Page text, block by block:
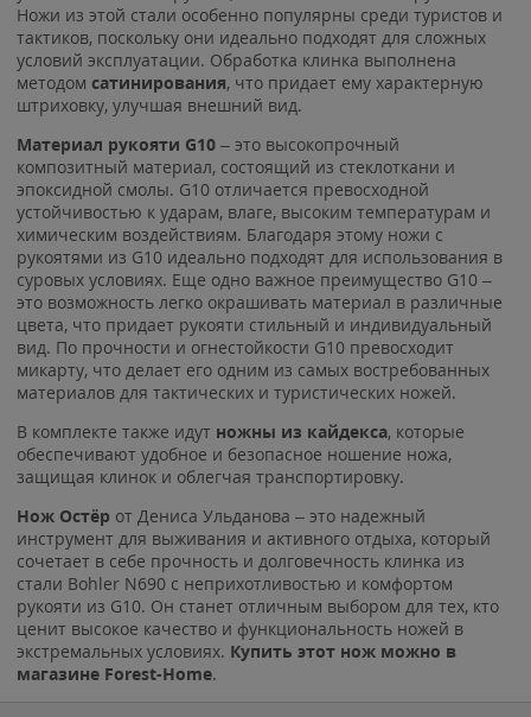
Ножи из этой стали особенно популярны среди туристов и
тактиков, поскольку они идеально подходят для сложных
условий эксплуатации. Обработка клинка выполнена
методом сатинирования, что придает ему характерную
штриховку, улучшая внешний вид.
Материал рукояти G10 – это высокопрочный
композитный материал, состоящий из стеклоткани и
эпоксидной смолы. G10 отличается превосходной
устойчивостью к ударам, влаге, высоким температурам и
химическим воздействиям. Благодаря этому ножи с
рукоятями из G10 идеально подходят для использования в
суровых условиях. Еще одно важное преимущество G10 –
это возможность легко окрашивать материал в различные
цвета, что придает рукояти стильный и индивидуальный
вид. По прочности и огнестойкости G10 превосходит
микарту, что делает его одним из самых востребованных
материалов для тактических и туристических ножей.
В комплекте также идут ножны из кайдекса, которые
обеспечивают удобное и безопасное ношение ножа,
защищая клинок и облегчая транспортировку.
Нож Остёр от Дениса Ульданова – это надежный
инструмент для выживания и активного отдыха, который
сочетает в себе прочность и долговечность клинка из
стали Bohler N690 с неприхотливостью и комфортом
рукояти из G10. Он станет отличным выбором для тех, кто
ценит высокое качество и функциональность ножей в
экстремальных условиях. Купить этот нож можно в
магазине Forest-Home.